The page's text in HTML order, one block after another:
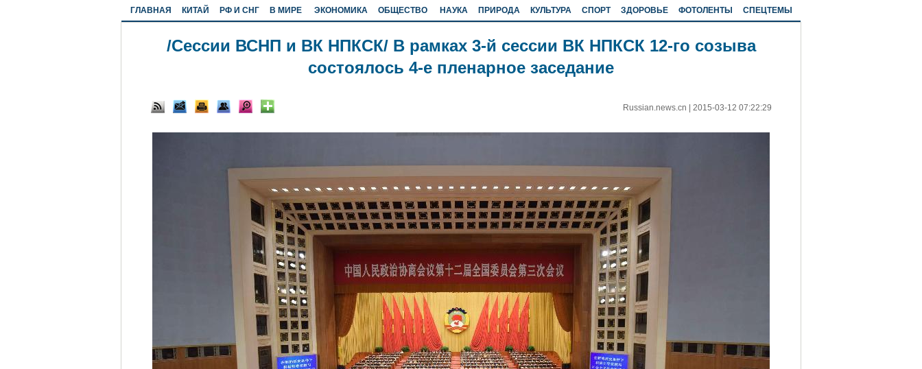
ГЛАВНАЯ КИТАЙ РФ И СНГ В МИРЕ ЭКОНОМИКА ОБЩЕСТВО НАУКА ПРИРОДА КУЛЬТУРА СПОРТ ЗДОРОВЬЕ ФОТОЛЕНТЫ СПЕЦТЕМЫ
/Сессии ВСНП и ВК НПКСК/ В рамках 3-й сессии ВК НПКСК 12-го созыва
состоялось 4-е пленарное заседание
Russian.news.cn 2015-03-12 07:22:29